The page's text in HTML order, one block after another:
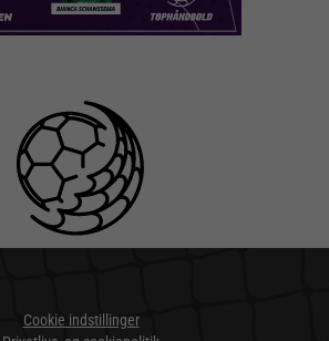
Cookie indstillinger